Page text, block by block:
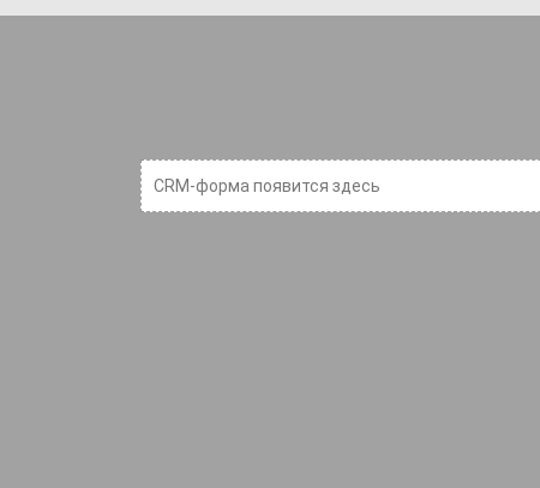
CRM-форма появится здесь